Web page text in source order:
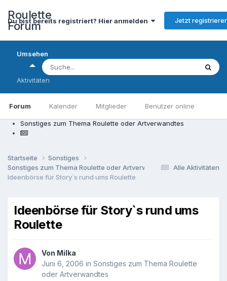
Roulette
Forum
Du bist bereits registriert? Hier anmelden Jetzt
Umsehen
Forum Kalender Mitglieder Benutzer online
Aktivitäten
Sonstiges zum Thema Roulette oder Artverwandtes
Alle Aktivitäten
Startseite
Sonstiges
Sonstiges zum Thema Roulette oder Artverwandtes
Ideenbörse für Story`s rund ums Roulette
Ideenbörse für Story`s rund ums
Roulette
Von Milka
Juni 6, 2006 in Sonstiges zum Thema Roulette
oder Artverwandtes